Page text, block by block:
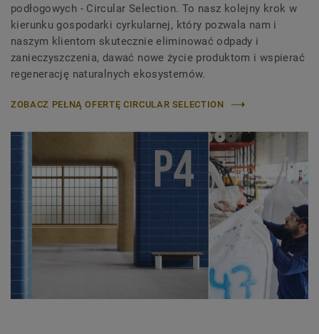
podłogowych - Circular Selection. To nasz kolejny krok w
kierunku gospodarki cyrkularnej, który pozwala nam i
naszym klientom skutecznie eliminować odpady i
zanieczyszczenia, dawać nowe życie produktom i wspierać
regenerację naturalnych ekosystemów.
ZOBACZ PEŁNĄ OFERTĘ CIRCULAR SELECTION